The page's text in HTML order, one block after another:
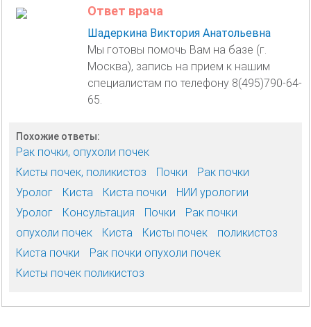
Ответ врача
Шадеркина Виктория Анатольевна
Мы готовы помочь Вам на базе (г.
Москва), запись на прием к нашим
специалистам по телефону 8(495)790-64-
65.
Похожие ответы:
Рак почки, опухоли почек
Кисты почек, поликистоз
Почки
Рак почки
Уролог
Киста Киста почки
НИИ урологии
Уролог
Консультация Почки
Рак почки
опухоли почек
Киста Кисты почек
поликистоз
Киста почки
Рак почки опухоли почек
Кисты почек поликистоз